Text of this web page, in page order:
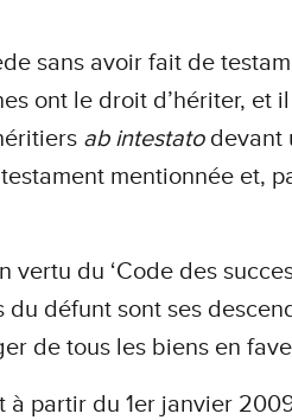
sans avoir fait de
ont le droit d’hériter, et
ab intestatodevant
mentionnée et,
vertu du ‘Code des
du défunt sont ses
de tous les biens en
à partir du 1er janvier